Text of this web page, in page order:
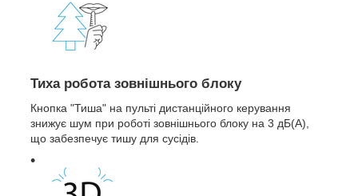
Тиха робота зовнішнього блоку
Кнопка "Тиша" на пульті дистанційного керування
знижує шум при роботі зовнішнього блоку на 3 дБ(A),
що забезпечує тишу для сусідів.